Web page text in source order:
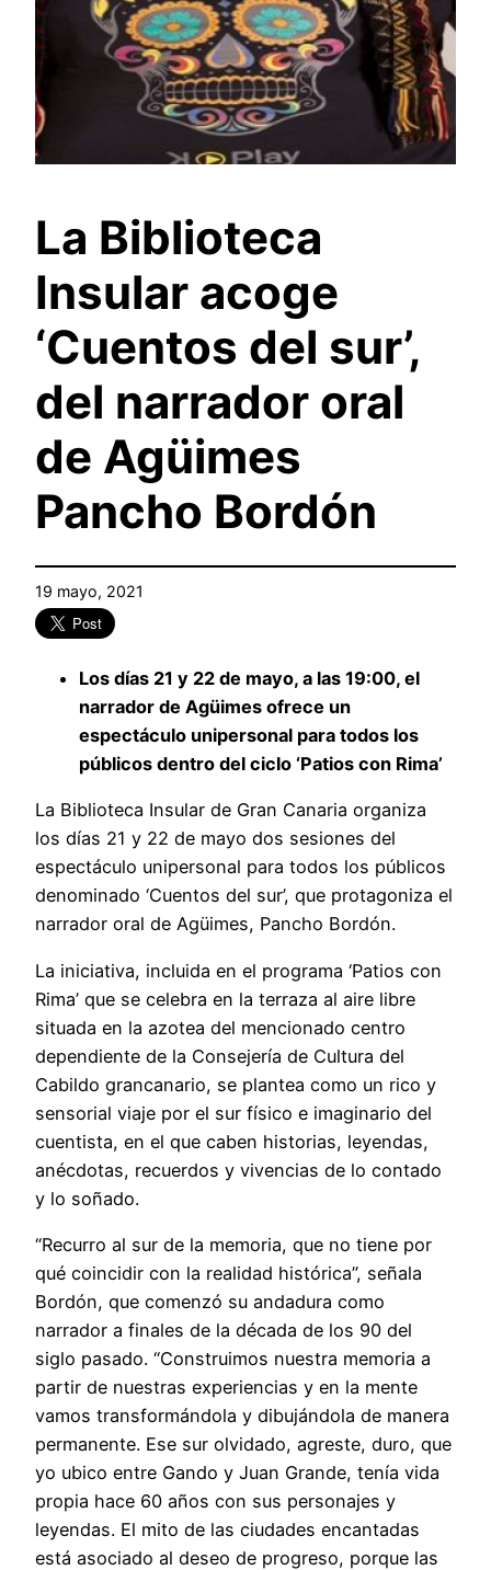
La Biblioteca
Insular acoge
‘Cuentos del sur’,
del narrador oral
de Agüimes
Pancho Bordón
19 mayo, 2021
Los días 21 y 22 de mayo, a las 19:00, el
narrador de Agüimes ofrece un
espectáculo unipersonal para todos los
públicos dentro del ciclo ‘Patios con Rima’
La Biblioteca Insular de Gran Canaria organiza
los días 21 y 22 de mayo dos sesiones del
espectáculo unipersonal para todos los públicos
denominado ‘Cuentos del sur’, que protagoniza el
narrador oral de Agüimes, Pancho Bordón.
La iniciativa, incluida en el programa ‘Patios con
Rima’ que se celebra en la terraza al aire libre
situada en la azotea del mencionado centro
dependiente de la Consejería de Cultura del
Cabildo grancanario, se plantea como un rico y
sensorial viaje por el sur físico e imaginario del
cuentista, en el que caben historias, leyendas,
anécdotas, recuerdos y vivencias de lo contado
y lo soñado.
“Recurro al sur de la memoria, que no tiene por
qué coincidir con la realidad histórica”, señala
Bordón, que comenzó su andadura como
narrador a finales de la década de los 90 del
siglo pasado. “Construimos nuestra memoria a
partir de nuestras experiencias y en la mente
vamos transformándola y dibujándola de manera
permanente. Ese sur olvidado, agreste, duro, que
yo ubico entre Gando y Juan Grande, tenía vida
propia hace 60 años con sus personajes y
leyendas. El mito de las ciudades encantadas
está asociado al deseo de progreso, porque las